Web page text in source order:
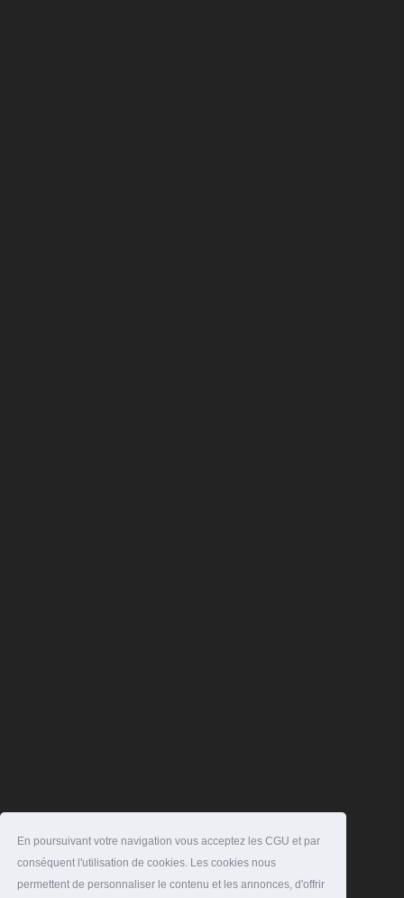
En poursuivant votre navigation vous acceptez les CGU et par
conséquent l'utilisation de cookies. Les cookies nous
permettent de personnaliser le contenu et les annonces, d'offrir